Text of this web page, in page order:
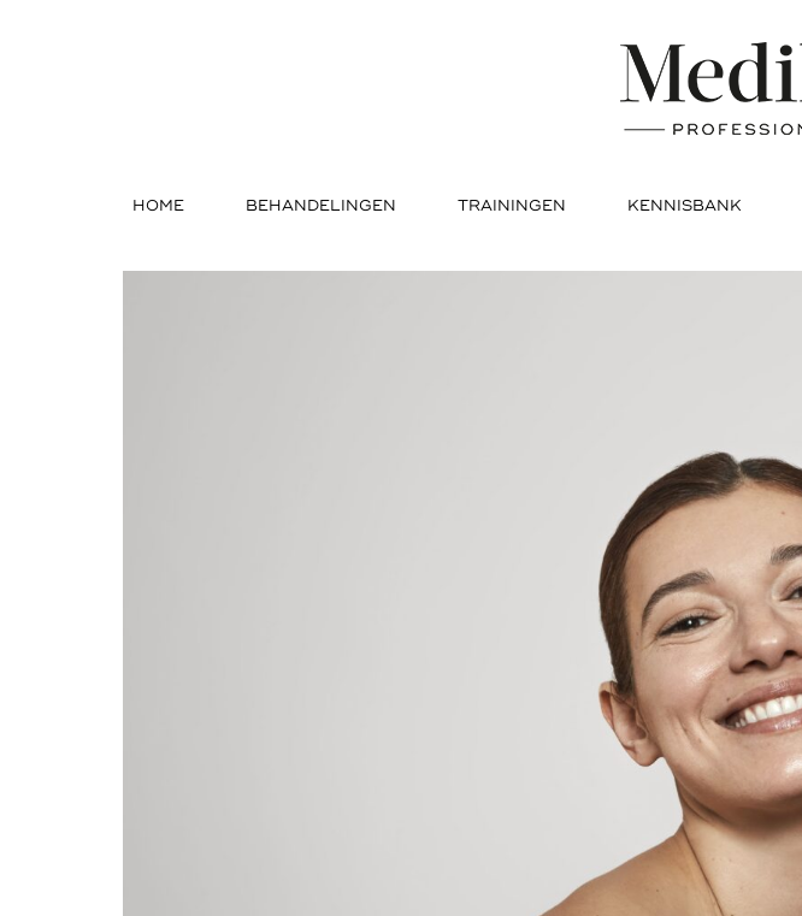
HOME BEHANDELINGEN TRAININGEN KENNISBANK